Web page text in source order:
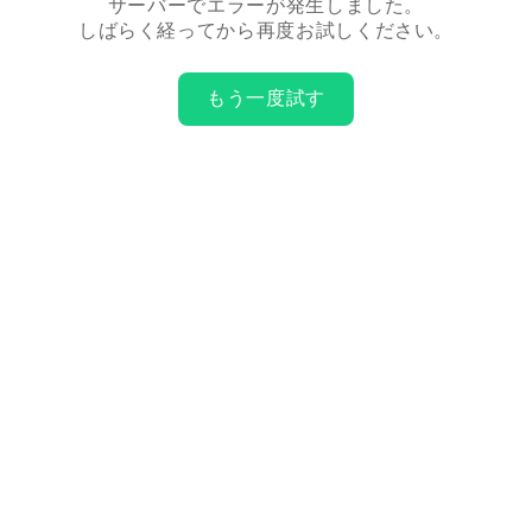
サーバーでエラーが発生しました。
しばらく経ってから再度お試しください。
もう一度試す